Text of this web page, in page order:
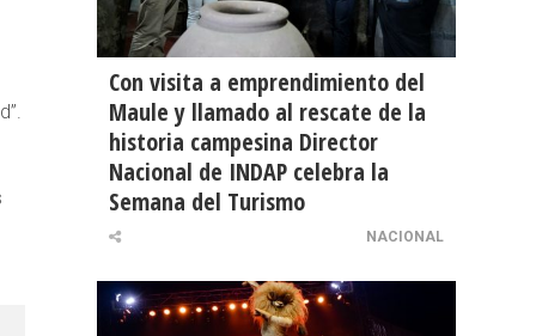
Con visita a emprendimiento del
Maule y llamado al rescate de la
historia campesina Director
Nacional de INDAP celebra la
Semana del Turismo
NACIONAL